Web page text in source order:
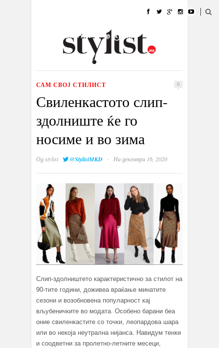
УБАВИНА
КУЛТУРА @РАБОТА
ИЗЛОГ
САМ СВОЈ СТИЛИСТ 0
Свиленкастото слип-
здолниште ќе го
носиме и во зима
Одstylist @StylistMKD · На декември 16, 2020
Слип-здолништето карактеристично за стилот на
90-тите години, доживеа враќање минатите
сезони и возобновена популарност кај
вљубеничките во модата. Особено барани беа
оние свиленкастите со точки, леопардова шара
или во некоја неутрална нијанса. Навидум тенки
и соодветни за пролетно-летните месеци,